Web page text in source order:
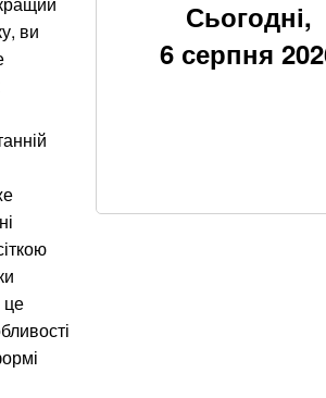
ви
це
Знищені печі,
"Епіцентру"
Без води не
інших компаній
Сьогодні,
6 серпня